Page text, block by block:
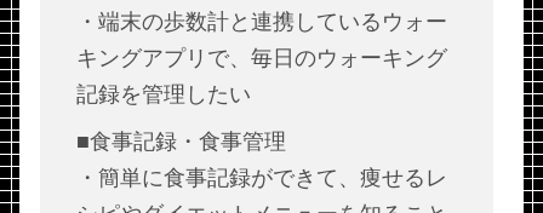
・端末の歩数計と連携しているウォー
キングアプリで、毎日のウォーキング
記録を管理したい
■食事記録・食事管理
・簡単に食事記録ができて、痩せるレ